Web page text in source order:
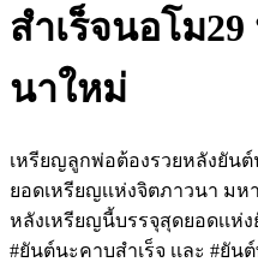
สำเร็จนอโม
นาใหม่
เหรียญลูกพ่อต้องรวยหลังยัน
ยอดเหรียญเเห่งจิตภาวนา มห
หลังเหรียญนี้บรรจุสุดยอดเเห่
#ยันต์นะคาบสำเร็จ เเละ #ยั